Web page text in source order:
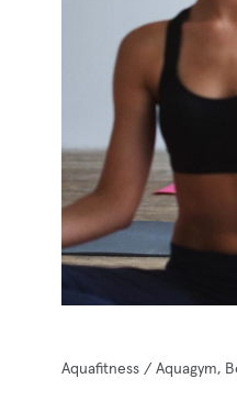
Aquafitness / Aquagym,